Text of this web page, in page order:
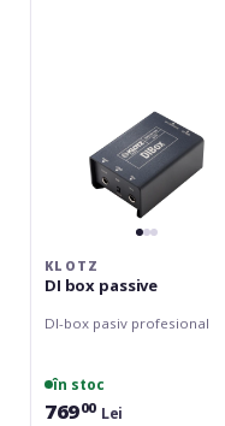
KLOTZ
DI box passive
DI-box pasiv profesional
în stoc
76900 Lei